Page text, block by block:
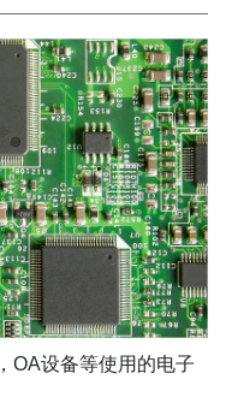
OA设备等使用的电子